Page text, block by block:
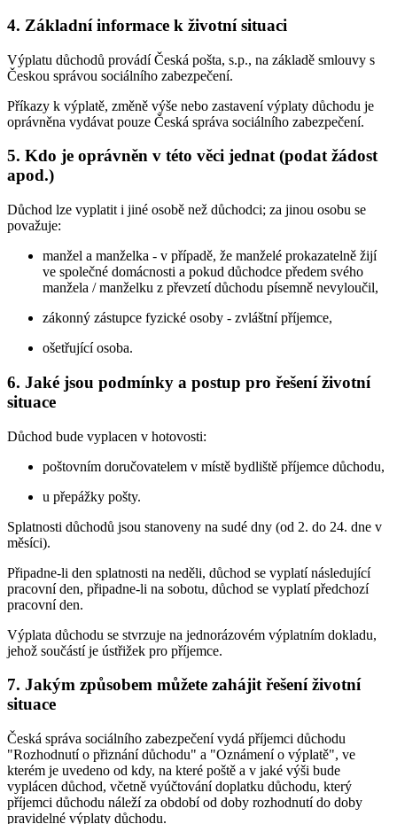
4. Základní informace k životní situaci
Výplatu důchodů provádí Česká pošta, s.p., na základě smlouvy s
Českou správou sociálního zabezpečení.
Příkazy k výplatě, změně výše nebo zastavení výplaty důchodu je
oprávněna vydávat pouze Česká správa sociálního zabezpečení.
5. Kdo je oprávněn v této věci jednat (podat žádost
apod.)
Důchod lze vyplatit i jiné osobě než důchodci; za jinou osobu se
považuje:
manžel a manželka - v případě, že manželé prokazatelně žijí
ve společné domácnosti a pokud důchodce předem svého
manžela / manželku z převzetí důchodu písemně nevyloučil,
zákonný zástupce fyzické osoby - zvláštní příjemce,
ošetřující osoba.
6. Jaké jsou podmínky a postup pro řešení životní
situace
Důchod bude vyplacen v hotovosti:
poštovním doručovatelem v místě bydliště příjemce důchodu,
u přepážky pošty.
Splatnosti důchodů jsou stanoveny na sudé dny (od 2. do 24. dne v
měsíci).
Připadne-li den splatnosti na neděli, důchod se vyplatí následující
pracovní den, připadne-li na sobotu, důchod se vyplatí předchozí
pracovní den.
Výplata důchodu se stvrzuje na jednorázovém výplatním dokladu,
jehož součástí je ústřižek pro příjemce.
7. Jakým způsobem můžete zahájit řešení životní
situace
Česká správa sociálního zabezpečení vydá příjemci důchodu
"Rozhodnutí o přiznání důchodu" a "Oznámení o výplatě", ve
kterém je uvedeno od kdy, na které poště a v jaké výši bude
vyplácen důchod, včetně vyúčtování doplatku důchodu, který
příjemci důchodu náleží za období od doby rozhodnutí do doby
pravidelné výplaty důchodu.